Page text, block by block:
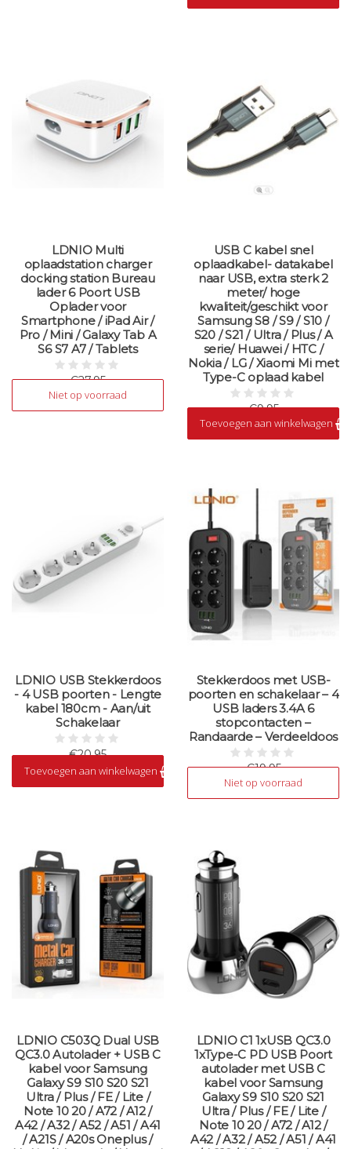
LDNIO Multi
oplaadstation charger
docking station Bureau
lader 6 Poort USB
Oplader voor
Smartphone / iPad Air /
Pro / Mini / Galaxy Tab A
S6 S7 A7 / Tablets
€27,95
Niet op voorraad
Niet op voorraad
USB C kabel snel
oplaadkabel- datakabel
naar USB, extra sterk 2
meter/ hoge
kwaliteit/geschikt voor
Samsung S8 / S9 / S10 /
S20 / S21 / Ultra / Plus / A
serie/ Huawei / HTC /
Nokia / LG / Xiaomi Mi met
Type-C oplaad kabel
€9,95
Op voorraad
Toevoegen aan winkelwagen
LDNIO USB Stekkerdoos
- 4 USB poorten - Lengte
kabel 180cm - Aan/uit
Schakelaar
€20,95
Op voorraad
Toevoegen aan winkelwagen
Stekkerdoos met USB-
poorten en schakelaar – 4
USB laders 3.4A 6
stopcontacten –
Randaarde – Verdeeldoos
€19,95
Niet op voorraad
Niet op voorraad
LDNIO C503Q Dual USB
QC3.0 Autolader + USB C
kabel voor Samsung
Galaxy S9 S10 S20 S21
Ultra / Plus / FE / Lite /
Note 10 20 / A72 / A12 /
A42 / A32 / A52 / A51 / A41
/ A21S / A20s Oneplus /
LDNIO C1 1xUSB QC3.0
1xType-C PD USB Poort
autolader met USB C
kabel voor Samsung
Galaxy S9 S10 S20 S21
Ultra / Plus / FE / Lite /
Note 10 20 / A72 / A12 /
A42 / A32 / A52 / A51 / A41